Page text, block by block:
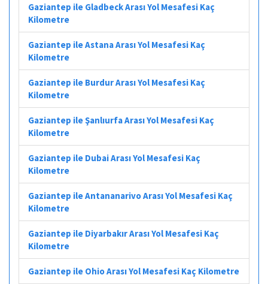
Gaziantep ile Gladbeck Arası Yol Mesafesi Kaç
Kilometre
Gaziantep ile Astana Arası Yol Mesafesi Kaç
Kilometre
Gaziantep ile Burdur Arası Yol Mesafesi Kaç
Kilometre
Gaziantep ile Şanlıurfa Arası Yol Mesafesi Kaç
Kilometre
Gaziantep ile Dubai Arası Yol Mesafesi Kaç
Kilometre
Gaziantep ile Antananarivo Arası Yol Mesafesi Kaç
Kilometre
Gaziantep ile Diyarbakır Arası Yol Mesafesi Kaç
Kilometre
Gaziantep ile Ohio Arası Yol Mesafesi Kaç Kilometre